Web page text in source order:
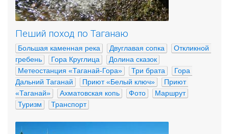
Пеший поход по Таганаю
Большая каменная река Двуглавая сопка
Откликной
гребень
Гора Круглица
Долина сказок
Метеостанция «Таганай-Гора»
Три брата
Гора
Дальний Таганай
Приют «Белый ключ»
Приют
«Таганай»
Ахматовская копь Фото
Маршрут
Туризм
Транспорт